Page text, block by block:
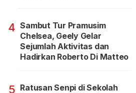
4 Sambut Tur Pramusim
Chelsea, Geely Gelar
Sejumlah Aktivitas dan
Hadirkan Roberto Di Matteo
5 Ratusan Senpi di Sekolah